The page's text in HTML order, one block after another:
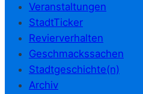
Veranstaltungen
StadtTicker
Revierverhalten
Geschmackssachen
Stadtgeschichte(n)
Archiv